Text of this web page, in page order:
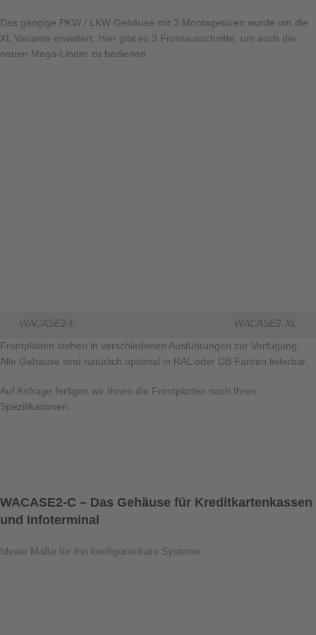
Das gängige PKW / LKW Gehäuse mit 3 Montagetüren wurde um die
XL Variante erweitert. Hier gibt es 3 Frontausschnitte, um auch die
neuen Mega-Linder zu bedienen.
WACASE2-L
WACASE2-XL
Frontplatten stehen in verschiedenen Ausführungen zur Verfügung.
Alle Gehäuse sind natürlich optional in RAL oder DB Farben lieferbar.
Auf Anfrage fertigen wir Ihnen die Frontplatten nach Ihren
Spezifikationen.
WACASE2-C – Das Gehäuse für Kreditkartenkassen
und Infoterminal
Ideale Maße für frei konfigurierbare Systeme.